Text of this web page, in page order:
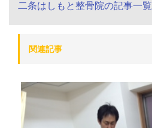
二条はしもと整骨院の記事一覧
関連記事